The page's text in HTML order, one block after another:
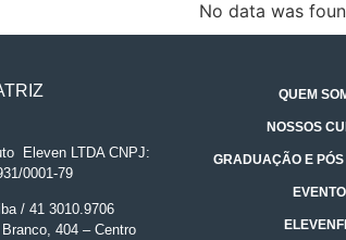
No data was
.
Eleven LTDA CNPJ:
0001-79
/ 41 3010.9706
404 – Centro
QUEM
NOSSOS
GRADUAÇÃO E